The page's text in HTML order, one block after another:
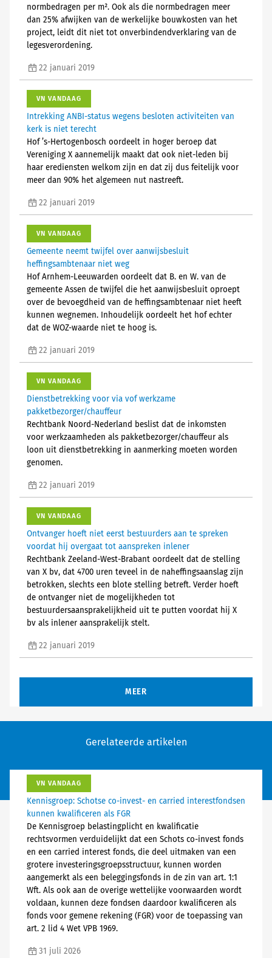
normbedragen per m². Ook als die normbedragen meer
dan 25% afwijken van de werkelijke bouwkosten van het
project, leidt dit niet tot onverbindendverklaring van de
legesverordening.
22 januari 2019
VN VANDAAG
Intrekking ANBI-status wegens besloten activiteiten van
kerk is niet terecht
Hof ’s-Hertogenbosch oordeelt in hoger beroep dat
Vereniging X aannemelijk maakt dat ook niet-leden bij
haar erediensten welkom zijn en dat zij dus feitelijk voor
meer dan 90% het algemeen nut nastreeft.
22 januari 2019
VN VANDAAG
Gemeente neemt twijfel over aanwijsbesluit
heffingsambtenaar niet weg
Hof Arnhem-Leeuwarden oordeelt dat B. en W. van de
gemeente Assen de twijfel die het aanwijsbesluit oproept
over de bevoegdheid van de heffingsambtenaar niet heeft
kunnen wegnemen. Inhoudelijk oordeelt het hof echter
dat de WOZ-waarde niet te hoog is.
22 januari 2019
VN VANDAAG
Dienstbetrekking voor via vof werkzame
pakketbezorger/chauffeur
Rechtbank Noord-Nederland beslist dat de inkomsten
voor werkzaamheden als pakketbezorger/chauffeur als
loon uit dienstbetrekking in aanmerking moeten worden
genomen.
22 januari 2019
VN VANDAAG
Ontvanger hoeft niet eerst bestuurders aan te spreken
voordat hij overgaat tot aanspreken inlener
Rechtbank Zeeland-West-Brabant oordeelt dat de stelling
van X bv, dat 4700 uren teveel in de naheffingsaanslag zijn
betrokken, slechts een blote stelling betreft. Verder hoeft
de ontvanger niet de mogelijkheden tot
bestuurdersaansprakelijkheid uit te putten voordat hij X
bv als inlener aansprakelijk stelt.
22 januari 2019
MEER
Gerelateerde artikelen
VN VANDAAG
Kennisgroep: Schotse co-invest- en carried interestfondsen
kunnen kwalificeren als FGR
De Kennisgroep belastingplicht en kwalificatie
rechtsvormen verduidelijkt dat een Schots co-invest fonds
en een carried interest fonds, die deel uitmaken van een
grotere investeringsgroepsstructuur, kunnen worden
aangemerkt als een beleggingsfonds in de zin van art. 1:1
Wft. Als ook aan de overige wettelijke voorwaarden wordt
voldaan, kunnen deze fondsen daardoor kwalificeren als
fonds voor gemene rekening (FGR) voor de toepassing van
art. 2 lid 4 Wet VPB 1969.
31 juli 2026